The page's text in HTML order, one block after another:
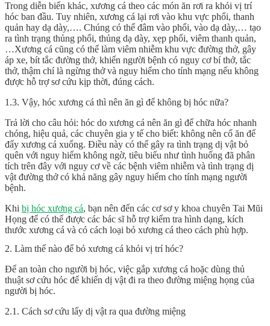
Trong diễn biến khác, xương cá theo các món ăn rơi ra khỏi vị trí
hóc ban đầu. Tuy nhiên, xương cá lại rơi vào khu vực phổi, thanh
quản hay dạ dày,…. Chúng có thể đâm vào phổi, vào dạ dày,… tạo
ra tình trạng thủng phổi, thủng dạ dày, xẹp phổi, viêm thanh quản,
…Xương cá cũng có thể làm viêm nhiễm khu vực đường thở, gây
áp xe, bít tắc đường thở, khiến người bệnh có nguy cơ bí thở, tắc
thở, thậm chí là ngừng thở và nguy hiểm cho tính mạng nếu không
được hỗ trợ sơ cứu kịp thời, đúng cách.
1.3. Vậy, hóc xương cá thì nên ăn gì để không bị hóc nữa?
Trả lời cho câu hỏi: hóc do xương cá nên ăn gì để chữa hóc nhanh
chóng, hiệu quả, các chuyên gia y tế cho biết: không nên cố ăn để
đẩy xương cá xuống. Điều này có thể gây ra tình trạng dị vật bỏ
quên với nguy hiểm không ngờ, tiêu biểu như tình huống đã phân
tích trên đây với nguy cơ về các bệnh viêm nhiễm và tình trạng dị
vật đường thở có khả năng gây nguy hiểm cho tính mạng người
bệnh.
Khi bị hóc xương cá, bạn nên đến các cơ sơ y khoa chuyên Tai Mũi
Họng để có thể được các bác sĩ hỗ trợ kiểm tra hình dạng, kích
thước xương cá và có cách loại bỏ xương cá theo cách phù hợp.
2. Làm thế nào để bỏ xương cá khỏi vị trí hóc?
Để an toàn cho người bị hóc, việc gắp xương cá hoặc dùng thủ
thuật sơ cứu hóc để khiến dị vật đi ra theo đường miệng họng của
người bị hóc.
2.1. Cách sơ cứu lấy dị vật ra qua đường miệng